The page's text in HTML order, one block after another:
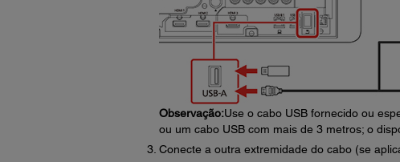
Observação:Use o cabo USB fornecido ou
ou um cabo USB com mais de 3 metros; o
Conecte a outra extremidade do cabo (se